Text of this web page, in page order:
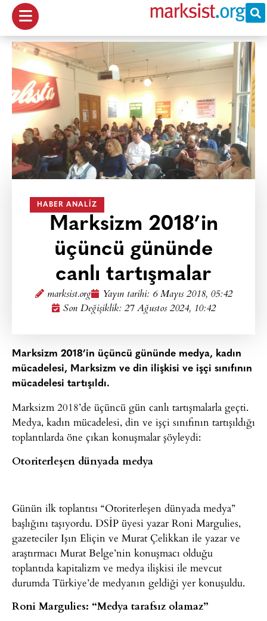
HABER ANALIZ
Marksizm 2018’in
üçüncü gününde
canlı tartışmalar
marksist.org Yayın tarihi: 6 Mayıs 2018, 05:42
Son Değişiklik: 27 Ağustos 2024, 10:42
Marksizm 2018’in üçüncü gününde medya, kadın
mücadelesi, Marksizm ve din ilişkisi ve işçi sınıfının
mücadelesi tartışıldı.
Marksizm 2018’de üçüncü gün canlı tartışmalarla geçti.
Medya, kadın mücadelesi, din ve işçi sınıfının tartışıldığı
toplantılarda öne çıkan konuşmalar şöyleydi:
Otoriterleşen dünyada medya
Günün ilk toplantısı “Otoriterleşen dünyada medya”
başlığını taşıyordu. DSİP üyesi yazar Roni Margulies,
gazeteciler Işın Eliçin ve Murat Çelikkan ile yazar ve
araştırmacı Murat Belge’nin konuşmacı olduğu
toplantıda kapitalizm ve medya ilişkisi ile mevcut
durumda Türkiye’de medyanın geldiği yer konuşuldu.
Roni Margulies: “Medya tarafsız olamaz”